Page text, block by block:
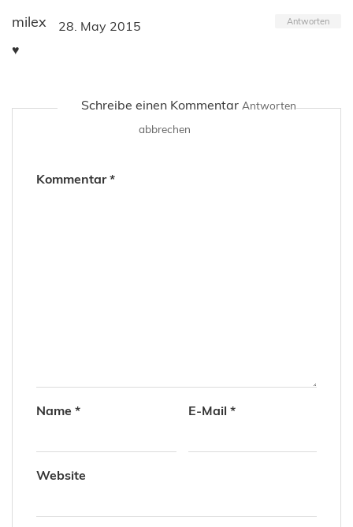
milex 28. May 2015 Antworten
♥
Schreibe einen Kommentar Antworten
abbrechen
Kommentar*
Name * E-Mail *
Website